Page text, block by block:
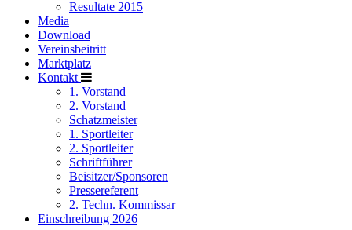
Resultate 2015
Media
Download
Vereinsbeitritt
Marktplatz
Kontakt
1. Vorstand
2. Vorstand
Schatzmeister
1. Sportleiter
2. Sportleiter
Schriftführer
Beisitzer/Sponsoren
Pressereferent
2. Techn. Kommissar
Einschreibung 2026